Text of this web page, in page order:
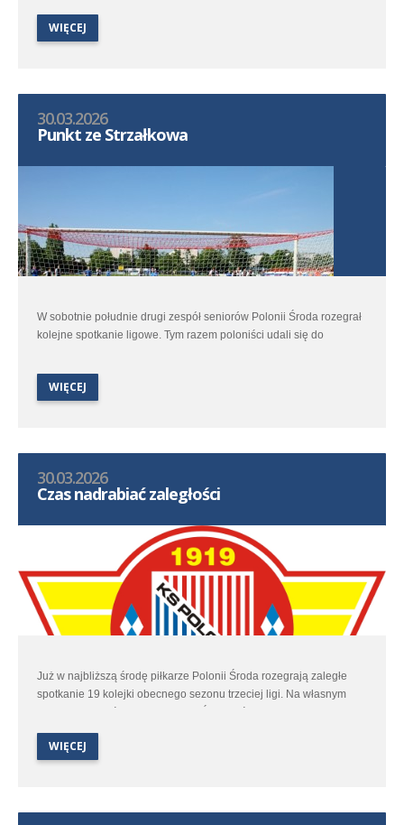
się z rezerwami czwartoligowej Kotwicy.
WIĘCEJ
30.03.2026
Punkt ze Strzałkowa
W sobotnie południe drugi zespół seniorów Polonii Środa rozegrał
kolejne spotkanie ligowe. Tym razem poloniści udali się do
WIĘCEJ
30.03.2026
Czas nadrabiać zaległości
Już w najbliższą środę piłkarze Polonii Środa rozegrają zaległe
spotkanie 19 kolejki obecnego sezonu trzeciej ligi. Na własnym
spotkanie tradycyjnie jest wolny.
WIĘCEJ